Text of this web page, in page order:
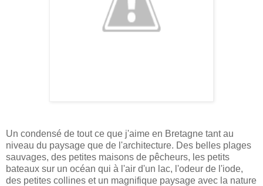
Un condensé de tout ce que j'aime en Bretagne tant au
niveau du paysage que de l'architecture. Des belles plages
sauvages, des petites maisons de pêcheurs, les petits
bateaux sur un océan qui à l'air d'un lac, l'odeur de l'iode,
des petites collines et un magnifique paysage avec la nature